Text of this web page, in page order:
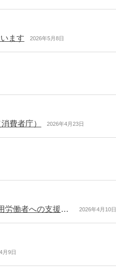
ます 2026年5月8日
費者庁） 2026年4月23日
令和8年度の地方労働行政運営方針 最低賃金・賃金の引上げに向けた支援、非正規雇用労働者への支援、ジョブ型人事の導入などが示される（厚労省） 2026年4月10日
月9日